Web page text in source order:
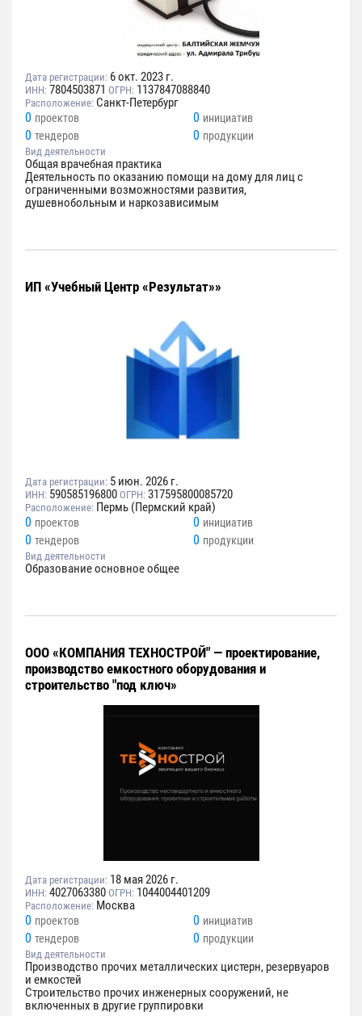
Дата регистрации: 6 окт. 2023 г.
ИНН: 7804503871 ОГРН: 1137847088840
Расположение: Санкт-Петербург
0 проектов 0 инициатив
0 тендеров 0 продукции
Вид деятельности
Общая врачебная практика
Деятельность по оказанию помощи на дому для лиц с
ограниченными возможностями развития,
душевнобольным и наркозависимым
ИП «Учебный Центр «Результат»»
Дата регистрации: 5 июн. 2026 г.
ИНН: 590585196800 ОГРН: 317595800085720
Расположение: Пермь (Пермский край)
0 проектов 0 инициатив
0 тендеров 0 продукции
Вид деятельности
Образование основное общее
ООО «КОМПАНИЯ ТЕХНОСТРОЙ" — проектирование,
производство емкостного оборудования и
строительство "под ключ»
Дата регистрации: 18 мая 2026 г.
ИНН: 4027063380 ОГРН: 1044004401209
Расположение: Москва
0 проектов 0 инициатив
0 тендеров 0 продукции
Вид деятельности
Производство прочих металлических цистерн, резервуаров
и емкостей
Строительство прочих инженерных сооружений, не
включенных в другие группировки